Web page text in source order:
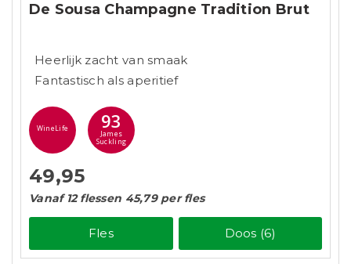
De Sousa Champagne Tradition Brut
Heerlijk zacht van smaak
Fantastisch als aperitief
WineLife 93
James
Suckling
49,95
Vanaf 12 flessen 45,79 per fles
Fles Doos (6)